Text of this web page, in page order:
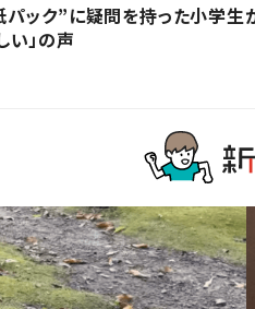
パック”に疑問を持った小学
い」の声